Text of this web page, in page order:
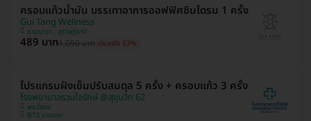
ครอบแก้วน้ำมัน บรรเทาอาการออฟฟิศซินโดรม 1 ครั้ง
Gui Tang Wellness
ยานนาวา , สุราษฎ์ธานี
489 บาท1,050 บาท ประหยัด 53%
โปรแกรมฝังเข็มปรับสมดุล 5 ครั้ง + ครอบแก้ว 3 ครั้ง
โรงพยาบาลรวมใจรักษ์ @สุขุมวิท 62
พระโขนง
BTS บางจาก